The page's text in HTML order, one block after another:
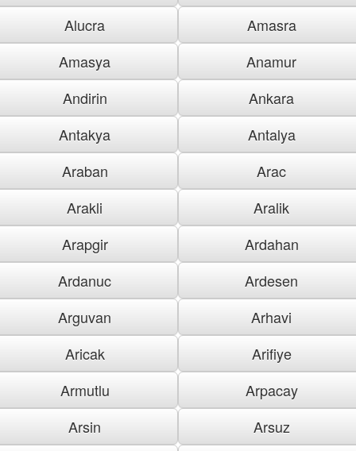
Alucra
Amasra
Amasya
Anamur
Andirin
Ankara
Antakya
Antalya
Araban
Arac
Arakli
Aralik
Arapgir
Ardahan
Ardanuc
Ardesen
Arguvan
Arhavi
Aricak
Arifiye
Armutlu
Arpacay
Arsin
Arsuz